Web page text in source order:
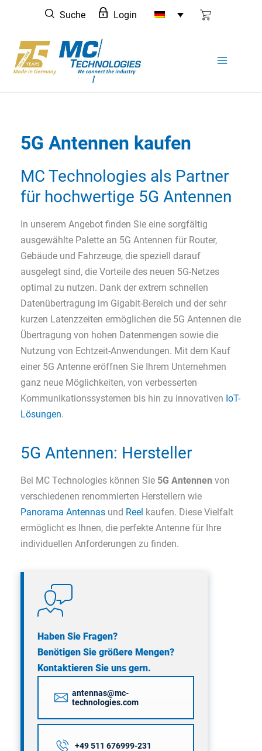
springen
Suche Login
5G Antennen kaufen
MC Technologies als Partner
für hochwertige 5G Antennen
In unserem Angebot finden Sie eine sorgfältig
ausgewählte Palette an 5G Antennen für Router,
Gebäude und Fahrzeuge, die speziell darauf
ausgelegt sind, die Vorteile des neuen 5G-Netzes
optimal zu nutzen. Dank der extrem schnellen
Datenübertragung im Gigabit-Bereich und der sehr
kurzen Latenzzeiten ermöglichen die 5G Antennen die
Übertragung von hohen Datenmengen sowie die
Nutzung von Echtzeit-Anwendungen. Mit dem Kauf
einer 5G Antenne eröffnen Sie Ihrem Unternehmen
ganz neue Möglichkeiten, von verbesserten
Kommunikationssystemen bis hin zu innovativen IoT-
Lösungen.
5G Antennen: Hersteller
Bei MC Technologies können Sie 5G Antennen von
verschiedenen renommierten Herstellern wie
Panorama Antennas und Reel kaufen. Diese Vielfalt
ermöglicht es Ihnen, die perfekte Antenne für Ihre
individuellen Anforderungen zu finden.
Haben Sie Fragen?
Benötigen Sie größere Mengen?
Kontaktieren Sie uns gern.
antennas@mc-
technologies.com
+49 511 676999-231